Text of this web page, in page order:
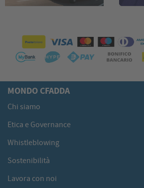
MONDO CFADDA
Chi siamo
Etica e Governance
Whistleblowing
Sostenibilità
Lavora con noi